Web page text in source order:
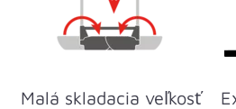
Malá skladacia veľkosť